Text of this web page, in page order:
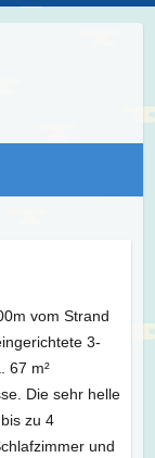
vom Strand
3-
67 m²
Die sehr helle
zu 4
und